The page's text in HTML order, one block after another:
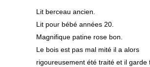
Lit berceau ancien.
Lit pour bébé années 20.
Magnifique patine rose bon.
Le bois est pas mal mité il a alors
rigoureusement été traité et il garde